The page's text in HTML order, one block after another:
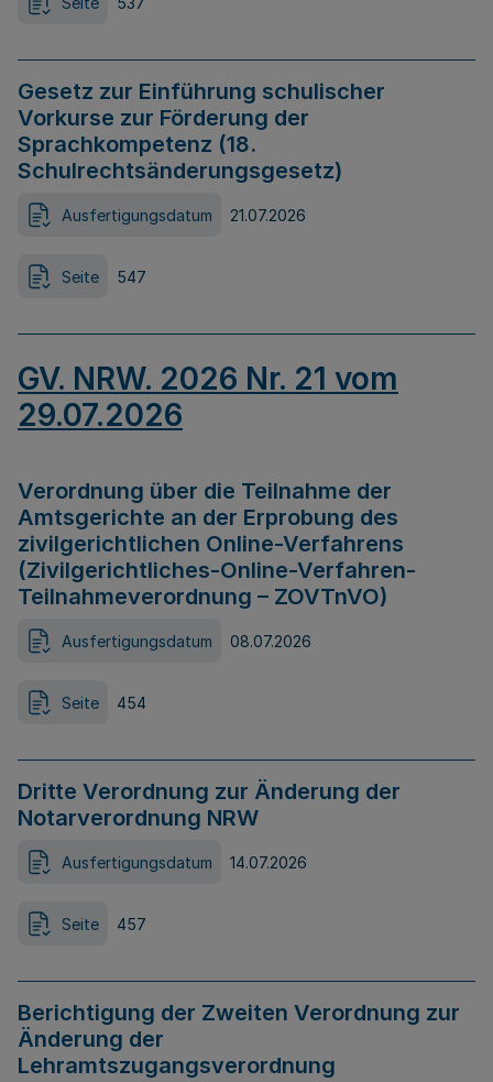
Gesetz zur Einführung schulischer
Vorkurse zur Förderung der
Sprachkompetenz (18.
Schulrechtsänderungsgesetz)
Ausfertigungsdatum 21.07.2026
Seite 547
GV. NRW. 2026 Nr. 21 vom
29.07.2026
Verordnung über die Teilnahme der
Amtsgerichte an der Erprobung des
zivilgerichtlichen Online-Verfahrens
(Zivilgerichtliches-Online-Verfahren-
Teilnahmeverordnung – ZOVTnVO)
Ausfertigungsdatum 08.07.2026
Seite 454
Dritte Verordnung zur Änderung der
Notarverordnung NRW
Ausfertigungsdatum 14.07.2026
Seite 457
Berichtigung der Zweiten Verordnung zur
Änderung der
Lehramtszugangsverordnung